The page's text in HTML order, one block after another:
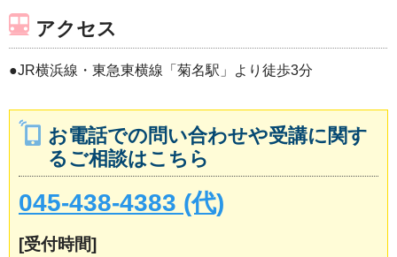
アクセス
●JR横浜線・東急東横線「菊名駅」より徒歩3分
お電話での問い合わせや受講に関す
るご相談はこちら
045-438-4383 (代)
[受付時間]